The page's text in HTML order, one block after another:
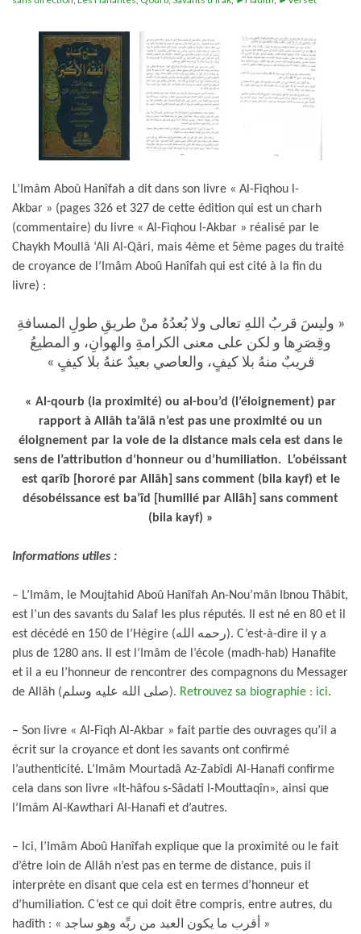
L’Imâm Aboû Hanîfah a dit dans son livre « Al-Fiqhou l-
Akbar » (pages 326 et 327 de cette édition qui est un charh
(commentaire) du livre « Al-Fiqhou l-Akbar » réalisé par le
Chaykh Moullâ ‘Ali Al-Qâri, mais 4ème et 5ème pages du traité
de croyance de l’Imâm Aboû Hanîfah qui est cité à la fin du
livre) :
« وليسَ قربُ اللهِ تعالى ولا بُعدُهُ منْ طريقِ طولِ المسافةِ
وقِصَرِها و لكن على معنى الكرامةِ والهوانِ، و المطيعُ
قريبٌ منهُ بلا كيفٍ، والعاصي بعيدٌ عنهُ بلا كيفٍ »
« Al-qourb (la proximité) ou al-bou’d (l’éloignement) par
rapport à Allâh ta’âlâ n’est pas une proximité ou un
éloignement par la voie de la distance mais cela est dans le
sens de l’attribution d’honneur ou d’humiliation. L’obéissant
est qarîb [hororé par Allâh] sans comment (bila kayf) et le
désobéissance est ba’îd [humilié par Allâh] sans comment
(bila kayf) »
Informations utiles :
– L’Imâm, le Moujtahid Aboû Hanîfah An-Nou’mân Ibnou Thâbit,
est l’un des savants du Salaf les plus réputés. Il est né en 80 et il
est décédé en 150 de l’Hégire (رحمه الله). C’est-à-dire il y a
plus de 1280 ans. Il est l’Imâm de l’école (madh-hab) Hanafite
et il a eu l’honneur de rencontrer des compagnons du Messager
de Allâh (صلى الله عليه وسلم). Retrouvez sa biographie : ici.
– Son livre « Al-Fiqh Al-Akbar » fait partie des ouvrages qu’il a
écrit sur la croyance et dont les savants ont confirmé
l’authenticité. L’Imâm Mourtadâ Az-Zabîdi Al-Hanafi confirme
cela dans son livre «It-hâfou s-Sâdati l-Mouttaqîn», ainsi que
l’Imâm Al-Kawthari Al-Hanafi et d’autres.
– Ici, l’Imâm Aboû Hanîfah explique que la proximité ou le fait
d’être loin de Allâh n’est pas en terme de distance, puis il
interprète en disant que cela est en termes d’honneur et
d’humiliation. C’est ce qui doit être compris, entre autres, du
hadîth : « أقرب ما يكون العبد من ربِّه وهو ساجد »